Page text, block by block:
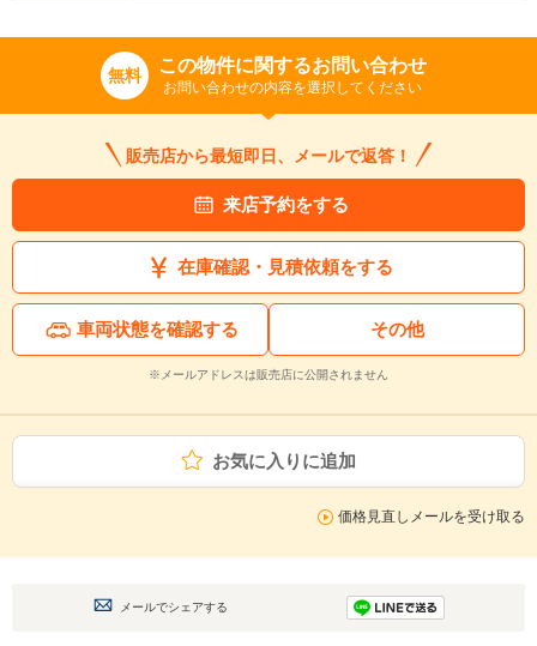
無料 この物件に関するお問い合わせ
お問い合わせの内容を選択してください
販売店から最短即日、メールで返答！
来店予約をする
在庫確認・見積依頼をする
車両状態を確認する その他
※メールアドレスは販売店に公開されません
お気に入りに追加
価格見直しメールを受け取る
メールでシェアする